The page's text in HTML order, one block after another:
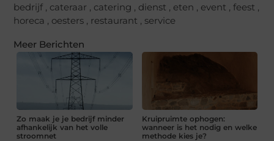
bedrijf, cateraar , catering , dienst , eten , event ,feest ,
horeca , oesters , restaurant , service
Meer Berichten
Zo maak je je bedrijf minder
afhankelijk van het volle
stroomnet
Kruipruimte ophogen:
wanneer is het nodig en welke
methode kies je?